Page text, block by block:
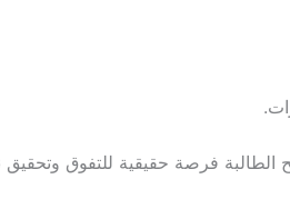
فرصة حقيقية للتفوق وتحقيق